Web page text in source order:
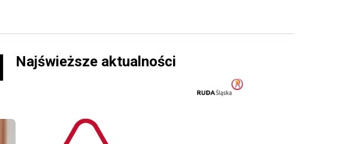
Najświeższe aktualności